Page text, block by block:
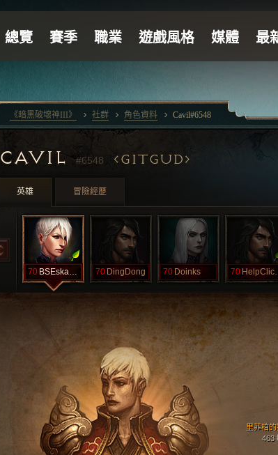
CAVIL#6548 GITGUD
英雄 冒險經歷
70 BSEskandiel 70 DingDong 70 Doinks 70
里菲柏
463
《暗黑破壞神III》 社群 角色資料 Cavil#6548